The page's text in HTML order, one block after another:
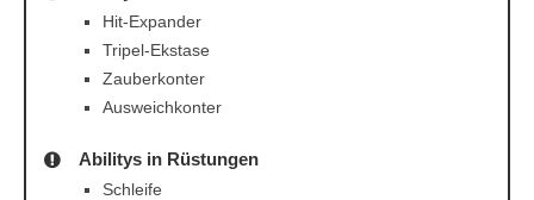
Hit-Expander
Tripel-Ekstase
Zauberkonter
Ausweichkonter
Abilitys in Rüstungen
Schleife